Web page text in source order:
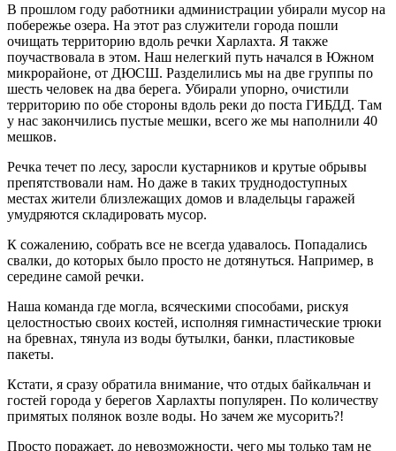
В прошлом году работники администрации убирали мусор на
побережье озера. На этот раз служители города пошли
очищать территорию вдоль речки Харлахта. Я также
поучаствовала в этом. Наш нелегкий путь начался в Южном
микрорайоне, от ДЮСШ. Разделились мы на две группы по
шесть человек на два берега. Убирали упорно, очистили
территорию по обе стороны вдоль реки до поста ГИБДД. Там
у нас закончились пустые мешки, всего же мы наполнили 40
мешков.
Речка течет по лесу, заросли кустарников и крутые обрывы
препятствовали нам. Но даже в таких труднодоступных
местах жители близлежащих домов и владельцы гаражей
умудряются складировать мусор.
К сожалению, собрать все не всегда удавалось. Попадались
свалки, до которых было просто не дотянуться. Например, в
середине самой речки.
Наша команда где могла, всяческими способами, рискуя
целостностью своих костей, исполняя гимнастические трюки
на бревнах, тянула из воды бутылки, банки, пластиковые
пакеты.
Кстати, я сразу обратила внимание, что отдых байкальчан и
гостей города у берегов Харлахты популярен. По количеству
примятых полянок возле воды. Но зачем же мусорить?!
Просто поражает, до невозможности, чего мы только там не